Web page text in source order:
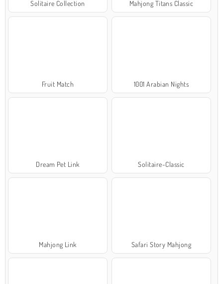
Solitaire Collection Mahjong Titans Classic
Fruit Match 1001 Arabian Nights
Dream Pet Link Solitaire-Classic
Mahjong Link Safari Story Mahjong